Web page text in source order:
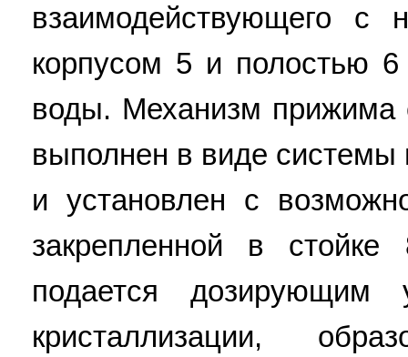
взаимодействующего с
корпусом 5 и полостью
воды. Механизм прижима
выполнен в виде
и установлен с
закрепленной в
подается
кристаллизации,